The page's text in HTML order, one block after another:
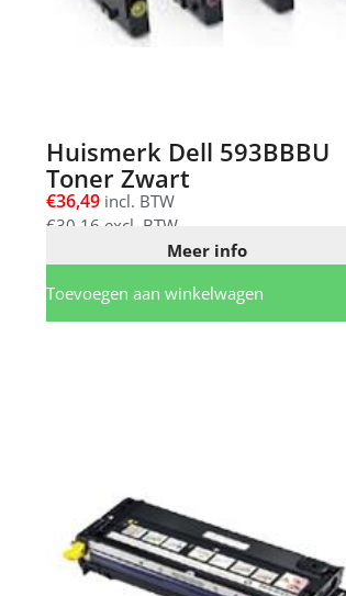
Huismerk Dell 593BBBU
Toner Zwart
€36,49 incl. BTW
€30,16 excl. BTW
Meer info
Toevoegen aan winkelwagen